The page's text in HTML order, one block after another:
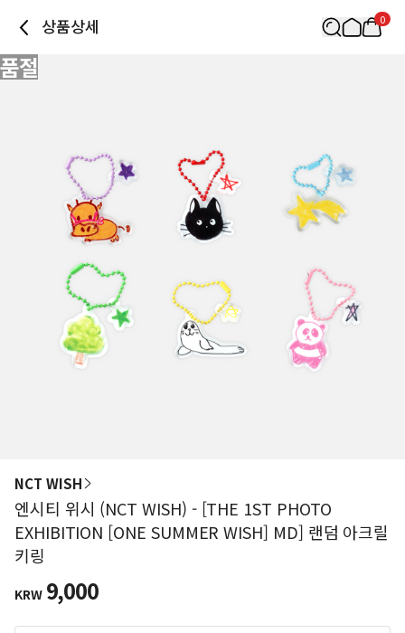
상품상세 0
품절
NCT WISH
엔시티 위시 (NCT WISH) - [THE 1ST PHOTO
EXHIBITION [ONE SUMMER WISH] MD] 랜덤 아크릴
키링
KRW 9,000